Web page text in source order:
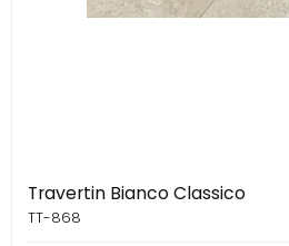
Travertin Bianco Classico
TT-868